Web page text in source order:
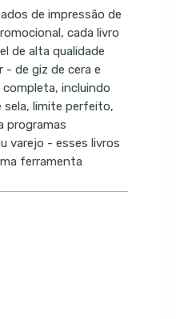
de impressão de
cada livro
de alta qualidade
- de giz de cera e
completa, incluindo
sela, limite perfeito,
programas
varejo - esses livros
ferramenta